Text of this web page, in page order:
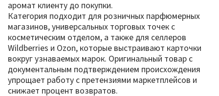
аромат клиенту до покупки.
Категория подходит для розничных парфюмерных
магазинов, универсальных торговых точек с
косметическим отделом, а также для селлеров
Wildberries и Ozon, которые выстраивают карточки
вокруг узнаваемых марок. Оригинальный товар с
документальным подтверждением происхождения
упрощает работу с претензиями маркетплейсов и
снижает процент возвратов.